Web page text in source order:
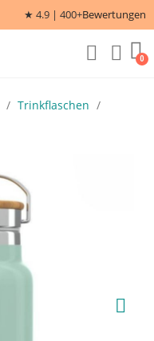
★ 4.9 | 400+Bewertungen
Trinkflaschen